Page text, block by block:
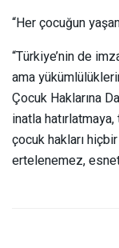
“Her çocuğun
“Türkiye’nin de
ama
Çocuk Haklarına
inatla
çocuk hakları
ertelenemez,